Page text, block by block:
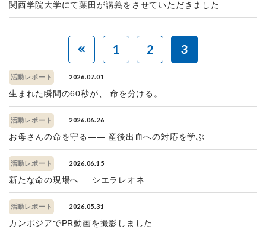
関西学院大学にて葉田が講義をさせていただきました
1 2 3
活動レポート 2026.07.01
生まれた瞬間の60秒が、 命を分ける。
活動レポート 2026.06.26
お母さんの命を守る—— 産後出血への対応を学ぶ
活動レポート 2026.06.15
新たな命の現場へ──シエラレオネ
活動レポート 2026.05.31
カンボジアでPR動画を撮影しました